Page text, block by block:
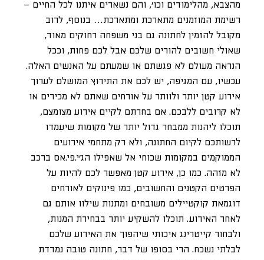
מהצבא, מהלימודים וכו’, והם נשארים איתנו לכל החיים –
רשימת המוזמנים מתארכת ומתארכת… בנוסף, לרוב
מקובל להזמין לחתונה גם בני משפחה רחוקים מאוד,
שאולי חשובים להורים שלכם אבל לכם פחות, וככל
הנראה מעולם לא פגשתם או שמעתם על האנשים האלה.
עכשיו, עם המגיפה, יש לכם את התירוץ המושלם לערוך
אירוע קטן יותר ולוותר על אורחים שאתם לא מכירים או
לא קרובים ללבכם. אם בחרתם לקיים אירוע מצומצם,
תוכלו ליהנות ממבחר גדול יותר של מקומות שיעמדו
לרשותכם לקיום החתונה, ולא רק מתחמי אירועים
הממוקמים במקומות שכוחי אל שאפילו הג’י.פי.אס ברכב
לא מזהה. כמו כן, אירוע קטן מאפשר לכם להיות על
הפרטים הקטנים והחשובים, כמו פינוקים לאורחים
דוגמאת קוקטיילים משובחים ומתנות שילוו אותם גם
לאחר האירוע. תוכלו להשקיע יותר בבחירת המנות,
ולבחור קייטרינג איכותי שיהפוך את האירוע שלכם
לבלתי נשכח. הרי בסופו של דבר, חתונה טובה נמדדת